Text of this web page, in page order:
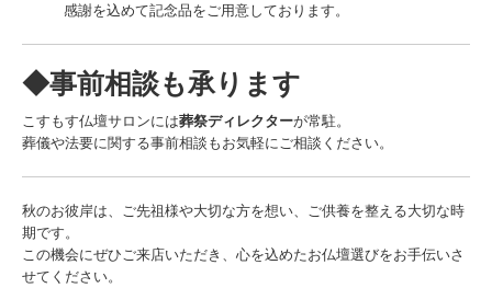
2025/03/18 第２回栃木奥様モニター会議
2025/03/24 日帰り芦野温泉ツアー
2025/04/15 日帰り芦野温泉ツアー
2025/04/27 人形供養祭（いわふねホール）
2025/04/27 終活フェア（佐野）
感謝を込めて記念品をご用意しております。
◆事前相談も承ります
こすもす仏壇サロンには葬祭ディレクターが常駐。
葬儀や法要に関する事前相談もお気軽にご相談ください。
秋のお彼岸は、ご先祖様や大切な方を想い、ご供養を整える大切な時
期です。
この機会にぜひご来店いただき、心を込めたお仏壇選びをお手伝いさ
せてください。